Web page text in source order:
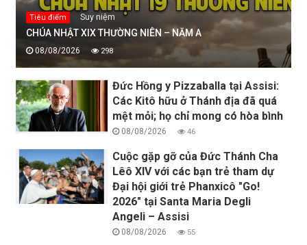
Tiêu điểm Suy niệm
CHÚA NHẬT XIX THƯỜNG NIÊN – NĂM A
08/08/2026 298
Đức Hồng y Pizzaballa tại Assisi:
Các Kitô hữu ở Thánh địa đã quá
mệt mỏi; họ chỉ mong có hòa bình
08/08/2026 46
Cuộc gặp gỡ của Đức Thánh Cha
Lêô XIV với các bạn trẻ tham dự
Đại hội giới trẻ Phanxicô "Go!
2026" tại Santa Maria Degli
Angeli – Assisi
08/08/2026 55